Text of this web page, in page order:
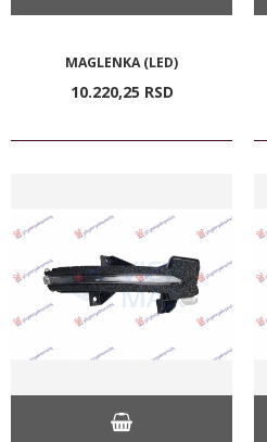
MAGLENKA (LED)
10.220,25 RSD